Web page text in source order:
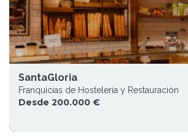
SantaGloria
Franquicias de Hostelería y Restauración
Desde 200.000 €